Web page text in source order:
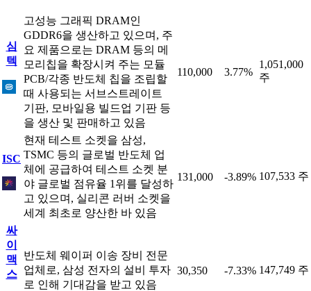
심
텍
고성능 그래픽 DRAM인
GDDR6을 생산하고 있으며, 주
요 제품으로는 DRAM 등의 메
모리칩을 확장시켜 주는 모듈
PCB/각종 반도체 칩을 조립할
때 사용되는 서브스트레이트
기판, 모바일용 빌드업 기판 등
을 생산 및 판매하고 있음
110,000 3.77%
1,051,000
주
ISC
현재 테스트 소켓을 삼성,
TSMC 등의 글로벌 반도체 업
체에 공급하여 테스트 소켓 분
야 글로벌 점유율 1위를 달성하
고 있으며, 실리콘 러버 소켓을
세계 최초로 양산한 바 있음
131,000 -3.89% 107,533 주
싸
이
맥
스
반도체 웨이퍼 이송 장비 전문
업체로, 삼성 전자의 설비 투자
로 인해 기대감을 받고 있음
30,350 -7.33% 147,749 주